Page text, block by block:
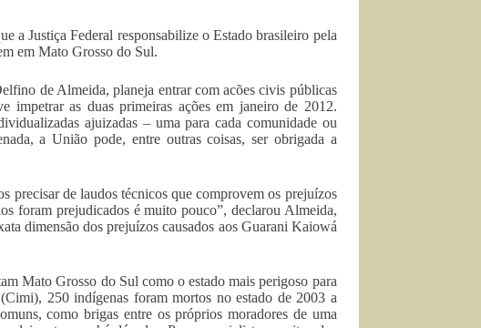
Justiça Federal responsabilize o Estado brasileiro pela
em Mato Grosso do Sul.
de Almeida, planeja entrar com acões civis públicas
impetrar as duas primeiras ações em janeiro de 2012.
ajuizadas – uma para cada comunidade ou
a União pode, entre outras coisas, ser obrigada a
precisar de laudos técnicos que comprovem os prejuízos
foram prejudicados é muito pouco”, declarou Almeida,
dimensão dos prejuízos causados aos Guarani Kaiowá
Mato Grosso do Sul como o estado mais perigoso para
250 indígenas foram mortos no estado de 2003 a
como brigas entre os próprios moradores de uma